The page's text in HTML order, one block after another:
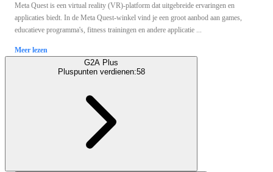
Meta Quest is een virtual reality (VR)-platform dat uitgebreide ervaringen en
applicaties biedt. In de Meta Quest-winkel vind je een groot aanbod aan games,
educatieve programma's, fitness trainingen en andere applicatie ...
Meer lezen
G2A Plus
Pluspunten verdienen:58